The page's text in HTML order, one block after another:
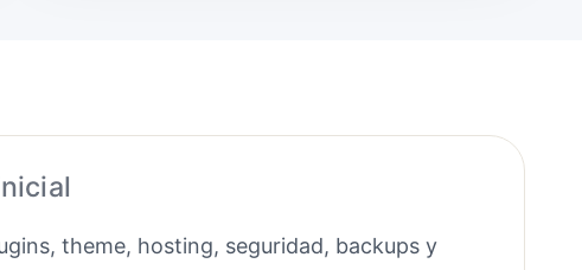
theme, hosting, seguridad, backups y